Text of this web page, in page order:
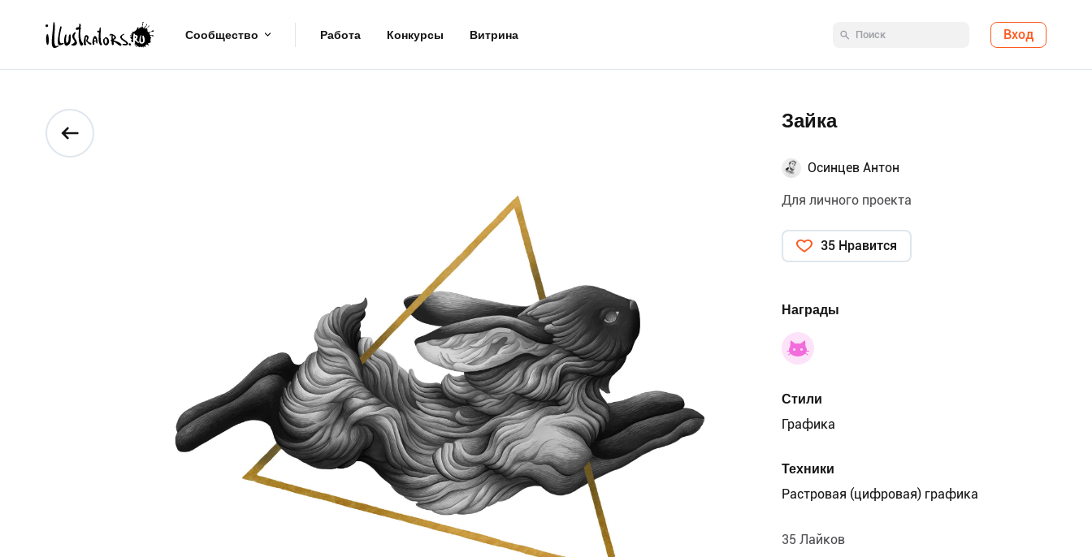
Сообщество Работа Конкурсы Витрина Вход
Зайка
Осинцев Антон
Для личного проекта
35 Нравится
Награды
Стили
Графика
Техники
Растровая (цифровая) графика
35 Лайков